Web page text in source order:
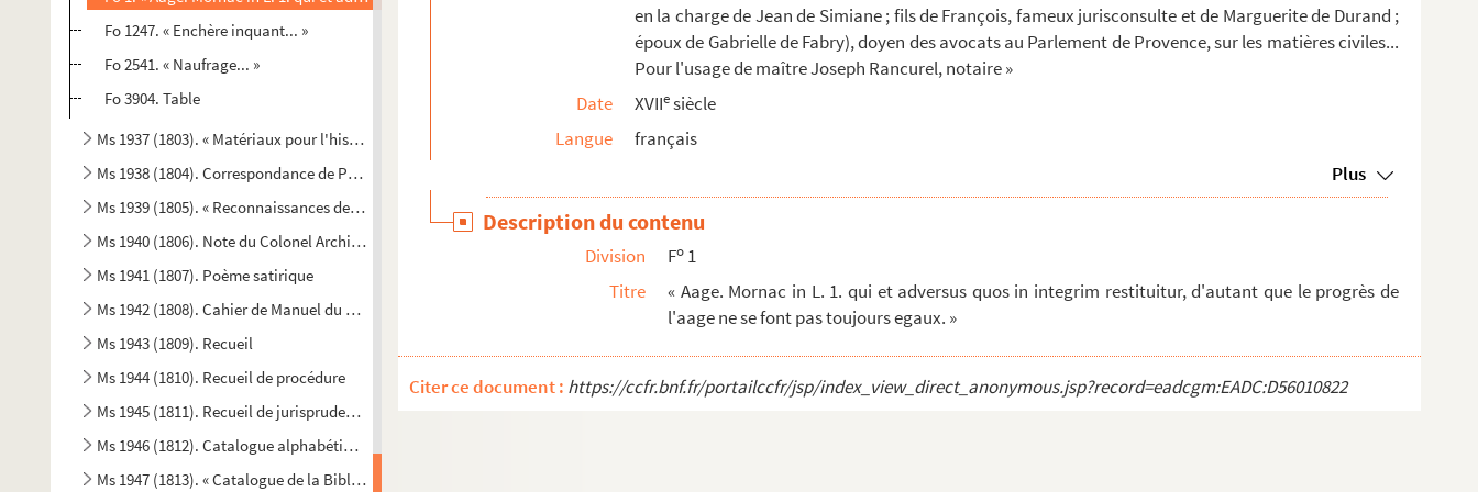
Fo 1247. « Enchère inquant... »
Fo 2541. « Naufrage... »
Fo 3904. Table
Ms 1937 (1803). « Matériaux pour l'histoire. Relation consciencieuse des événements déplorables qui signalèrent la R...
Ms 1938 (1804). Correspondance de Pierre Geoffroy Blanchet, consul de France, avec sa famille 1809-1863
Ms 1939 (1805). « Reconnaissances de cens dus au Roy sur le territoire de Peyrolles (l). 1587 »
Ms 1940 (1806). Note du Colonel Archinard au sujet des événements de Tombouctou en décembre 1893 et janvier 1894. Su...
Ms 1941 (1807). Poème satirique
Ms 1942 (1808). Cahier de Manuel du Mas de Pons, félibre
Ms 1943 (1809). Recueil
Ms 1944 (1810). Recueil de procédure
Ms 1945 (1811). Recueil de jurisprudence touchant la jurisdiction des seigneurs hauts justiciers dans leurs terres e...
Ms 1946 (1812). Catalogue alphabétique de la Bibliothèque du Virail. Dressé en 1869
Ms 1947 (1813). « Catalogue de la Bibliothèque de M. le Comte Alexandre de la Rochefoucauld 1825 » [systématique]
en la charge de Jean de Simiane ; fils de François, fameux jurisconsulte et de Marguerite de Durand ;
époux de Gabrielle de Fabry), doyen des avocats au Parlement de Provence, sur les matières civiles...
Pour l'usage de maître Joseph Rancurel, notaire »
Date
XVIIesiècle
Langue
français
Plus
Description du contenu
Division Fo 1
Titre
« Aage. Mornac in L. 1. qui et adversus quos in integrim restituitur, d'autant que le progrès de
l'aage ne se font pas toujours egaux. »
Citer ce document : https://ccfr.bnf.fr/portailccfr/jsp/index_view_direct_anonymous.jsp?record=eadcgm:EADC:D56010822